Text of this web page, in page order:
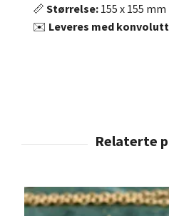
📏 Størrelse: 155 x 155 mm
✉️ Leveres med konvolutt